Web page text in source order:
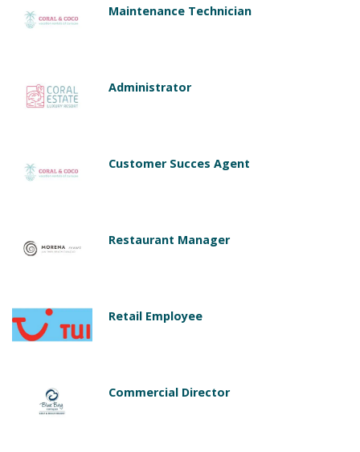
Maintenance Technician
Administrator
Customer Succes Agent
Restaurant Manager
Retail Employee
Commercial Director